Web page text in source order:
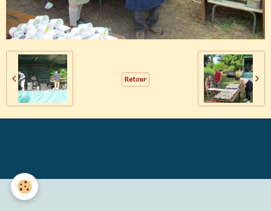
Retour